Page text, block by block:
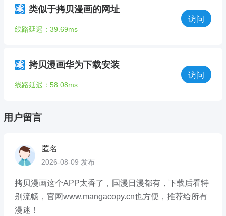
类似于拷贝漫画的网址
线路延迟：39.69ms
访问
拷贝漫画华为下载安装
线路延迟：58.08ms
访问
用户留言
匿名
2026-08-09 发布
拷贝漫画这个APP太香了，国漫日漫都有，下载后看特
别流畅，官网www.mangacopy.cn也方便，推荐给所有
漫迷！